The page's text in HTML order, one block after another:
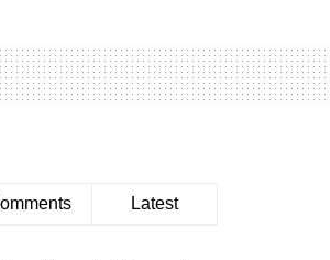
Latest